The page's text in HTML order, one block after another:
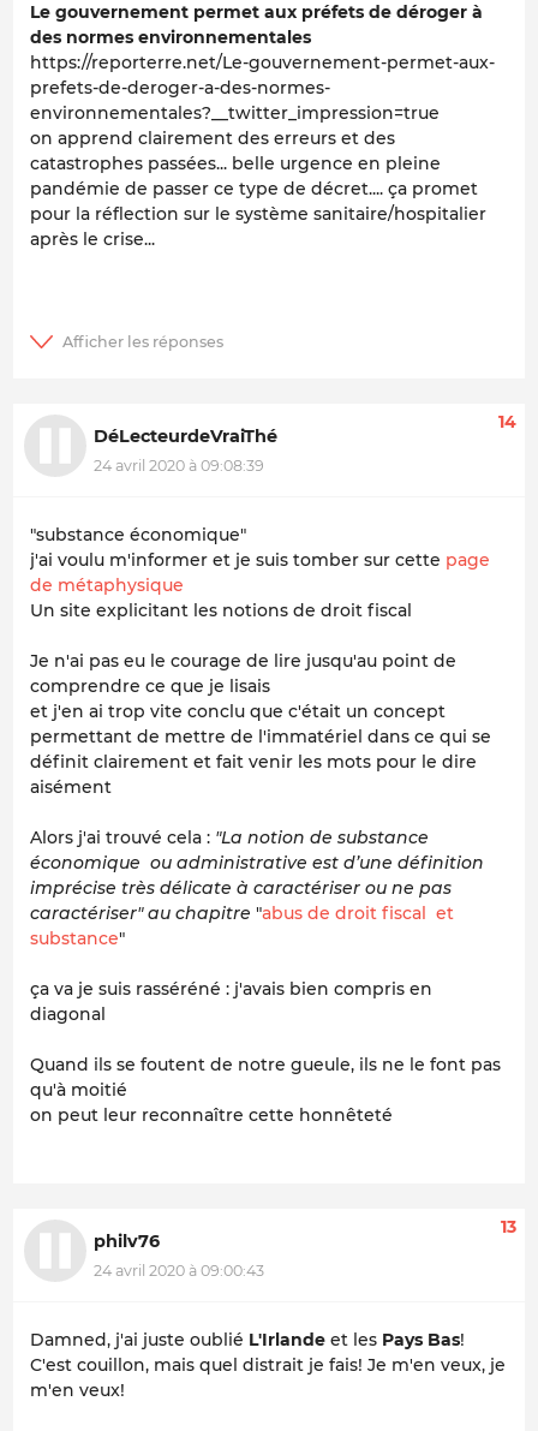
Le gouvernement permet aux préfets de déroger à
des normes environnementales
https://reporterre.net/Le-gouvernement-permet-aux-
prefets-de-deroger-a-des-normes-
environnementales?__twitter_impression=true
on apprend clairement des erreurs et des
catastrophes passées... belle urgence en pleine
pandémie de passer ce type de décret.... ça promet
pour la réflection sur le système sanitaire/hospitalier
après le crise...
DéLecteurdeVraiThé
24 avril 2020 à 09:08:39
14
"substance économique"
j'ai voulu m'informer et je suis tomber sur cette page
de métaphysique
Un site explicitant les notions de droit fiscal
Je n'ai pas eu le courage de lire jusqu'au point de
comprendre ce que je lisais
et j'en ai trop vite conclu que c'était un concept
permettant de mettre de l'immatériel dans ce qui se
définit clairement et fait venir les mots pour le dire
aisément
Alors j'ai trouvé cela : "La notion de substance
économique ou administrative est d’une définition
imprécise très délicate à caractériser ou ne pas
caractériser" au chapitre "abus de droit fiscal et
substance"
ça va je suis rasséréné : j'avais bien compris en
diagonal
Quand ils se foutent de notre gueule, ils ne le font pas
qu'à moitié
on peut leur reconnaître cette honnêteté
philv76
24 avril 2020 à 09:00:43
13
Damned, j'ai juste oublié L'Irlande et les Pays Bas!
C'est couillon, mais quel distrait je fais! Je m'en veux, je
m'en veux!